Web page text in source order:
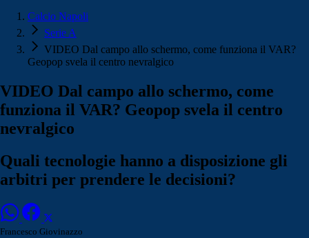
Calcio Napoli
Serie A
VIDEO Dal campo allo schermo, come funziona il VAR?
Geopop svela il centro nevralgico
VIDEO Dal campo allo schermo, come
funziona il VAR? Geopop svela il centro
nevralgico
Quali tecnologie hanno a disposizione gli
arbitri per prendere le decisioni?
Francesco Giovinazzo